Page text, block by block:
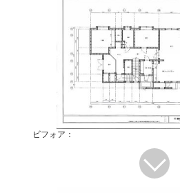
ビフォア：